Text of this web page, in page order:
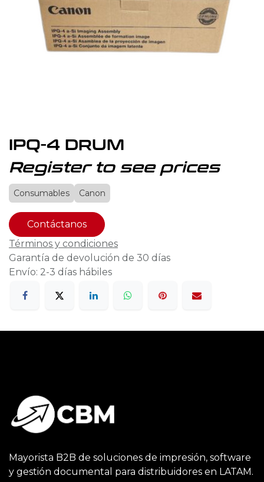
IPQ-4 DRUM
Register to see prices
Consumables Canon
Contáctanos
Términos y condiciones
Garantía de devolución de 30 días
Envío: 2-3 días hábiles
Mayorista B2B de soluciones de impresión, software
y gestión documental para distribuidores en LATAM.